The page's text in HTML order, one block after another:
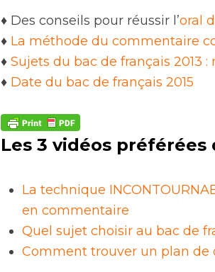
♦ Des conseils pour réussir l’oral
♦ La méthode du commentaire
♦ Sujets du bac de français 2013
♦ Date du bac de français 2015
Les 3 vidéos préférées
La technique
en commentaire
Quel sujet choisir au bac de
Comment trouver un plan de